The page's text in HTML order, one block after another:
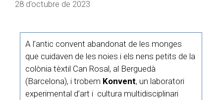
28 d'octubre de 2023
A l’antic convent abandonat de les monges
que cuidaven de les noies i els nens petits de la
colònia tèxtil Can Rosal, al Berguedà
(Barcelona), i trobem Konvent, un laboratori
experimental d’art i cultura multidisciplinari